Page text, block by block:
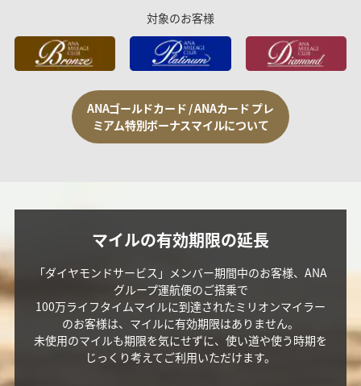
対象のお客様
ANAゴールドカード / ANAカード プレ
ミアム特別ボーナスマイルについて
マイルの有効期限の延長
「ダイヤモンドサービス」メンバー期間中のお客様、ANA
グループ運航便のご搭乗で
100万ライフタイムマイルに到達されたミリオンマイラー
のお客様は、マイルに有効期限はありません。
未使用のマイルも期限を気にせずに、使い道や使う時期を
じっくり考えてご利用いただけます。